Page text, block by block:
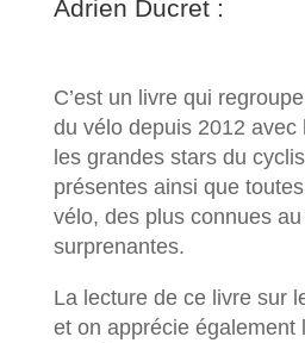
Adrien Ducret :
C’est un livre qui
du vélo depuis 2012 avec
les grandes stars du
présentes ainsi que
vélo, des plus connues
surprenantes.
La lecture de ce livre sur
et on apprécie également